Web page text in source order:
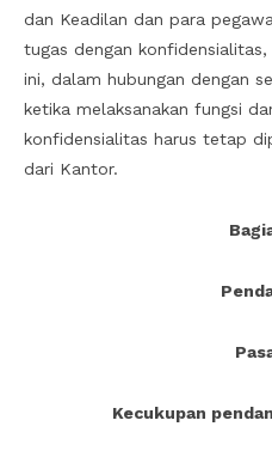
dan Keadilan dan para
tugas dengan
ini, dalam hubungan dengan
ketika melaksanakan fungsi
konfidensialitas harus tetap
dari Kantor.
Kecukupan